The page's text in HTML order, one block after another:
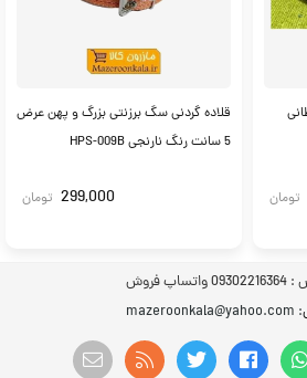
تومان
قلاده گردنی سگ برزنتی بزرگ و پهن عرض
5 سانت رنگ نارنجی HPS-009B
299,000 تومان
: 09302216364 واتساپ فروش
: mazeroonkala@yahoo.com